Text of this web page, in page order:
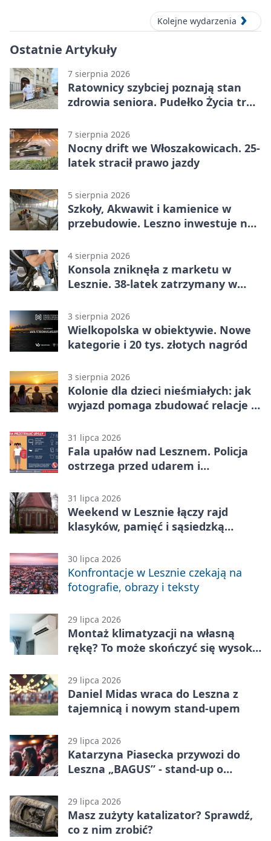
Kolejne wydarzenia
Ostatnie Artykuły
7 sierpnia 2026
Ratownicy szybciej poznają stan
zdrowia seniora. Pudełko Życia trafi
7 sierpnia 2026
Nocny drift we Włoszakowicach. 25-
latek stracił prawo jazdy
5 sierpnia 2026
Szkoły, Akwawit i kamienice w
przebudowie. Leszno inwestuje na
4 sierpnia 2026
Konsola zniknęła z marketu w
Lesznie. 38-latek zatrzymany w
3 sierpnia 2026
Wielkopolska w obiektywie. Nowe
kategorie i 20 tys. złotych nagród
3 sierpnia 2026
Kolonie dla dzieci nieśmiałych: jak
wyjazd pomaga zbudować relacje z
31 lipca 2026
Fala upałów nad Lesznem. Policja
ostrzega przed udarem i
31 lipca 2026
Weekend w Lesznie łączy rajd
klasyków, pamięć i sąsiedzką
30 lipca 2026
Konfrontacje w Lesznie czekają na
fotografie, obrazy i teksty
29 lipca 2026
Montaż klimatyzacji na własną
rękę? To może skończyć się wysoką
29 lipca 2026
Daniel Midas wraca do Leszna z
tajemnicą i nowym stand-upem
29 lipca 2026
Katarzyna Piasecka przywozi do
Leszna „BAGUS” - stand-up o
29 lipca 2026
Masz zużyty katalizator? Sprawdź,
co z nim zrobić?